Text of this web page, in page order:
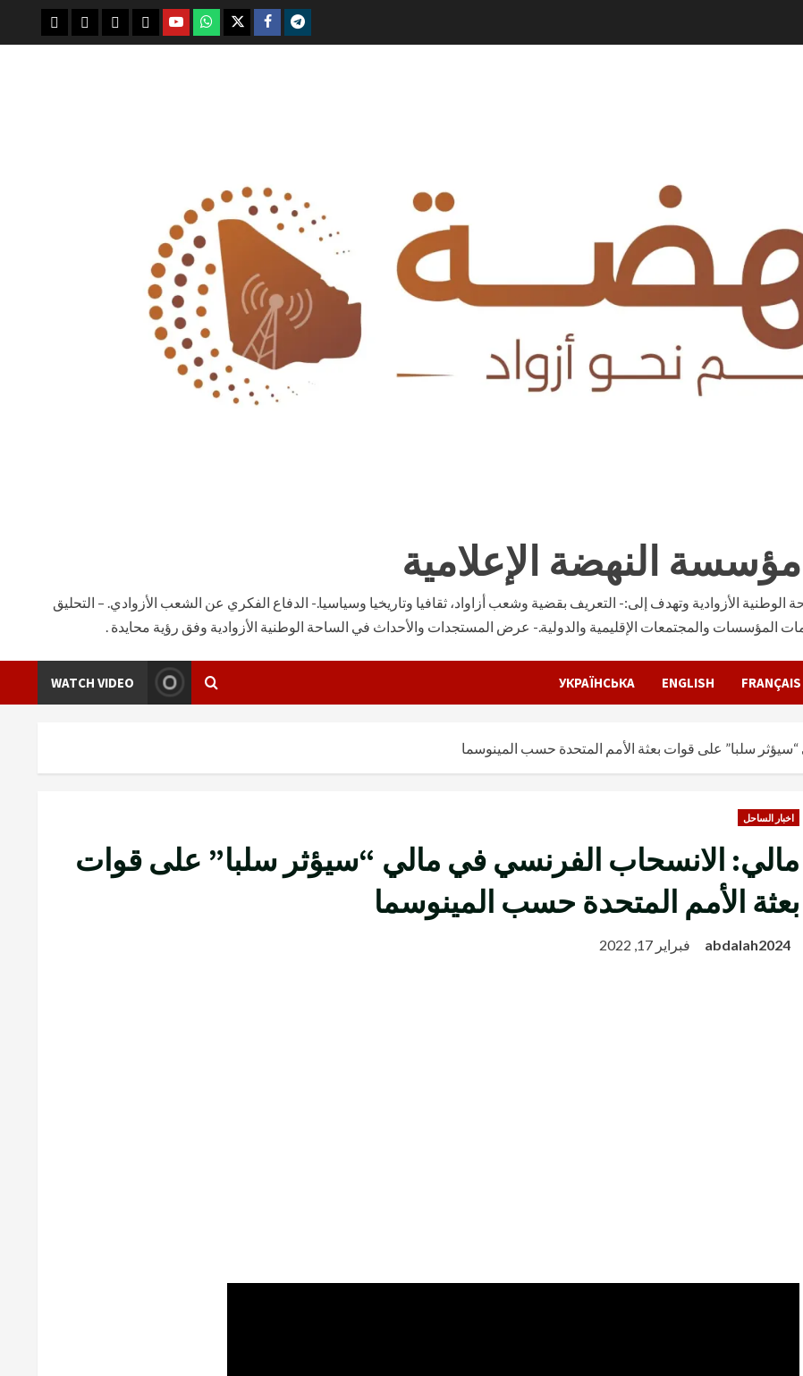
telegram
facebook
x
whatsap
youtube
مؤسسة النهضة الإعلامية
الأزوادية وتهدف إلى:- التعريف بقضية وشعب أزاواد، ثقافيا وتاريخيا وسياسيا.- الدفاع الفكري عن الشعب الأزوادي. – التحليق
المؤسسات والمجتمعات الإقليمية والدولية.- عرض المستجدات والأحداث في الساحة الوطنية الأزوادية وفق رؤية محايدة .
FRANÇAIS
ENGLISH
УКРАЇНСЬКА
WATCH VIDEO
سلبا” على قوات بعثة الأمم المتحدة حسب المينوسما
اخبار الساحل
مالي: الانسحاب الفرنسي في مالي “سيؤثر سلبا” على قوات
بعثة الأمم المتحدة حسب المينوسما
abdalah2024 فبراير 17, 2022